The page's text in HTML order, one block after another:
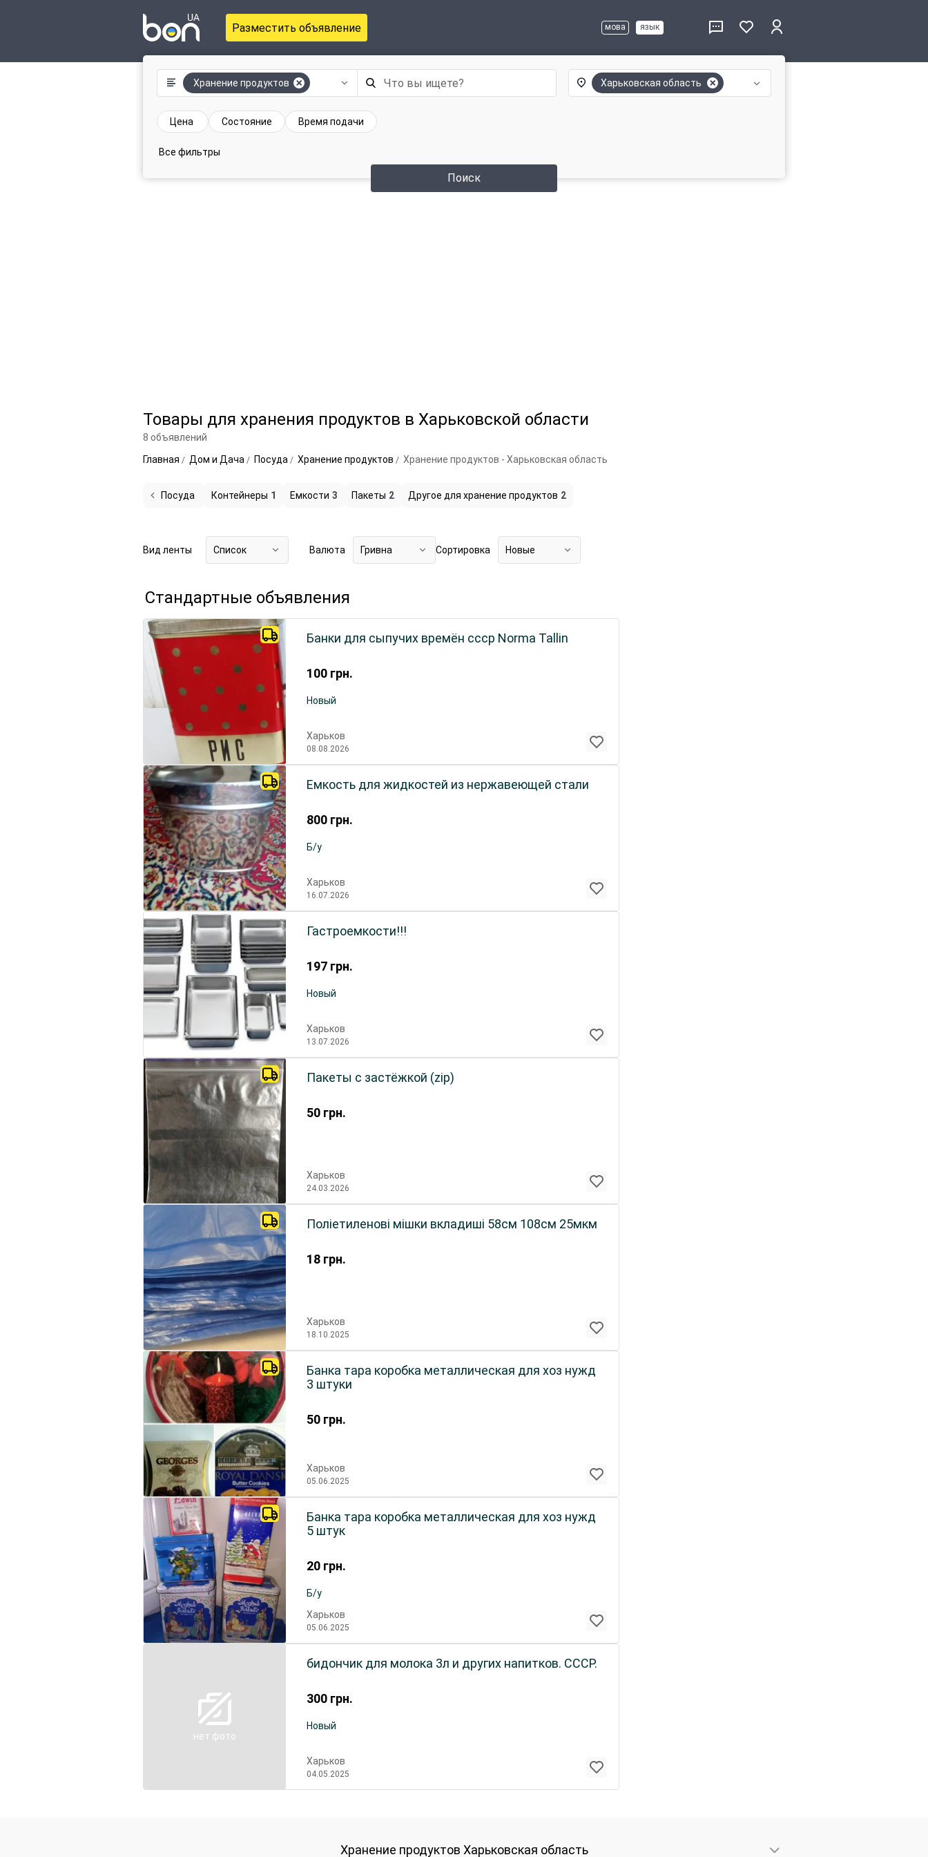
Разместить объявление мова язык
Хранение продуктов Харьковская область
Поиск
Цена Состояние Время подачи
Все фильтры
Товары для хранения продуктов в Харьковской области
8 объявлений
Главная
Дом и Дача Посуда Хранение продуктов Хранение продуктов - Харьковская область
Посуда Контейнеры 1 Емкости 3 Пакеты 2 Другое для хранение продуктов 2
Вид ленты Список Валюта Гривна Сортировка Новые
Стандартные объявления
100 грн.
Банки для сыпучих времён ссср Norma Tallin
Новый
Харьков
08.08.2026
800 грн.
Ёмкость для жидкостей из нержавеющей стали
Б/у
Харьков
16.07.2026
197 грн.
Гастроемкости!!!
Новый
Харьков
13.07.2026
50 грн.
Пакеты с застёжкой (zip)
Харьков
24.03.2026
18 грн.
Поліетиленові мішки вкладиші 58см 108см 25мкм
Харьков
18.10.2025
50 грн.
Банка тара коробка металлическая для хоз нужд
3 штуки
Харьков
05.06.2025
20 грн.
Банка тара коробка металлическая для хоз нужд
5 штук
Б/у
Харьков
05.06.2025
нет фото
300 грн.
бидончик для молока 3л и других напитков. СССР.
Новый
Харьков
04.05.2025
Хранение продуктов Харьковская область